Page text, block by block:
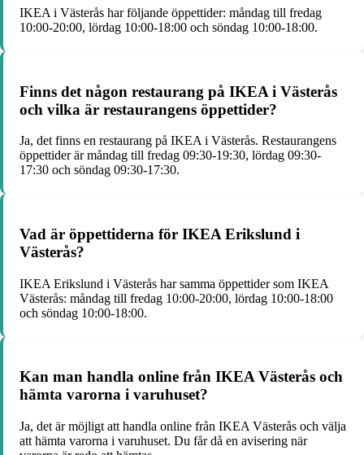
IKEA i Västerås har följande öppettider: måndag till fredag
10:00-20:00, lördag 10:00-18:00 och söndag 10:00-18:00.
Finns det någon restaurang på IKEA i Västerås
och vilka är restaurangens öppettider?
Ja, det finns en restaurang på IKEA i Västerås. Restaurangens
öppettider är måndag till fredag 09:30-19:30, lördag 09:30-
17:30 och söndag 09:30-17:30.
Vad är öppettiderna för IKEA Erikslund i
Västerås?
IKEA Erikslund i Västerås har samma öppettider som IKEA
Västerås: måndag till fredag 10:00-20:00, lördag 10:00-18:00
och söndag 10:00-18:00.
Kan man handla online från IKEA Västerås och
hämta varorna i varuhuset?
Ja, det är möjligt att handla online från IKEA Västerås och välja
att hämta varorna i varuhuset. Du får då en avisering när